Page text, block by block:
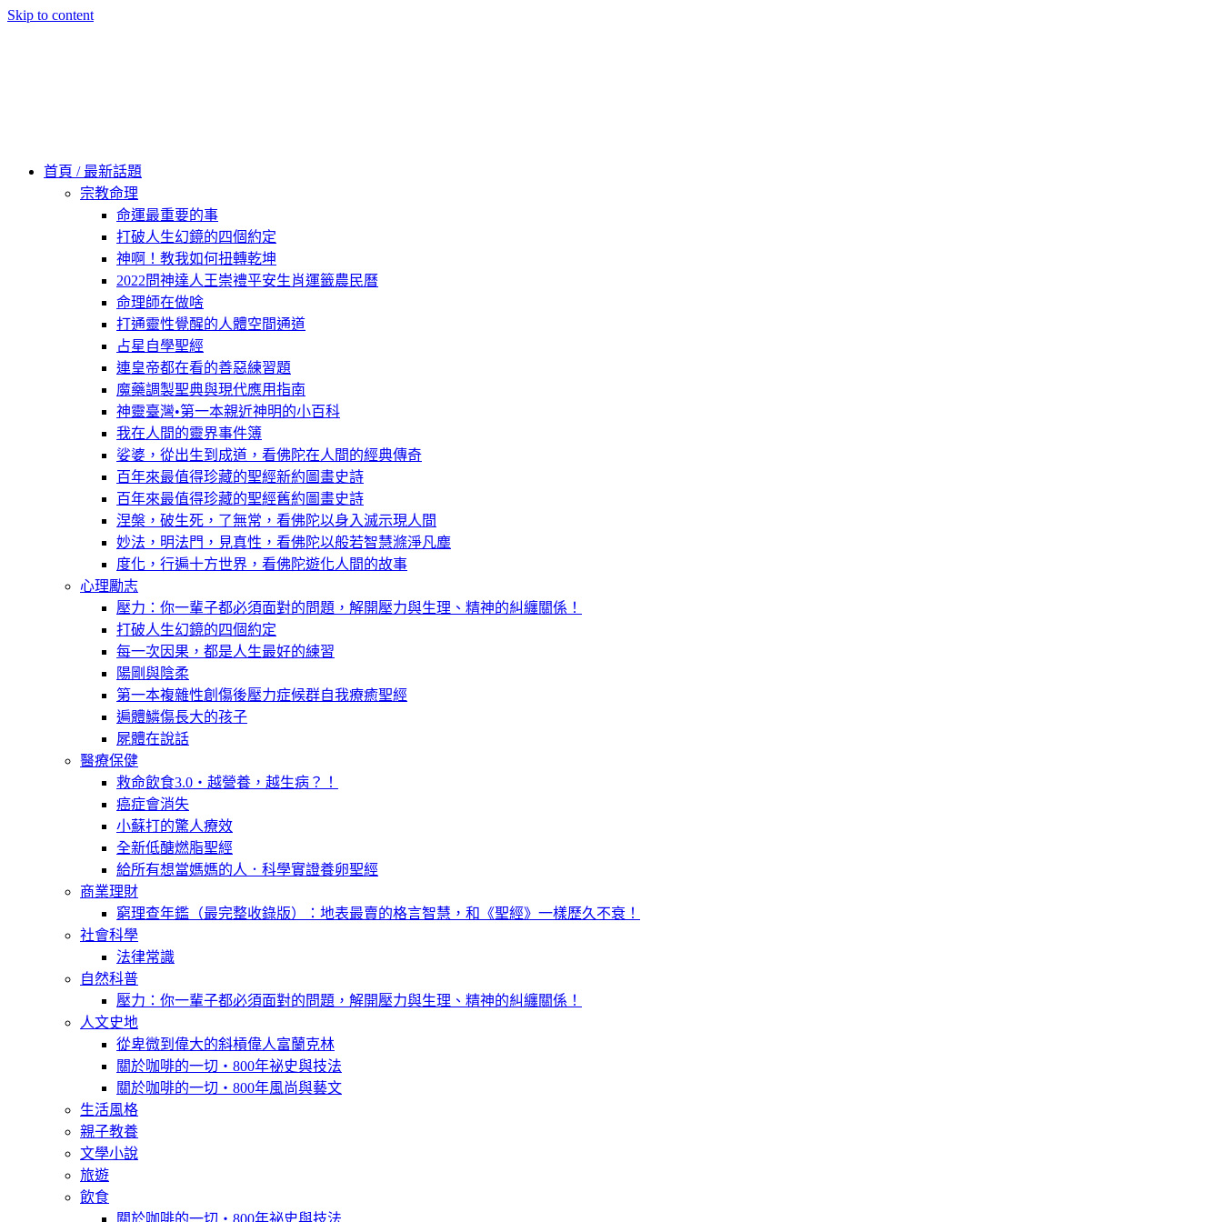
Skip to content
首頁 / 最新話題
宗教命理
命運最重要的事
打破人生幻鏡的四個約定
神啊！教我如何扭轉乾坤
2022問神達人王崇禮平安生肖運籤農民曆
命理師在做啥
打通靈性覺醒的人體空間通道
占星自學聖經
連皇帝都在看的善惡練習題
魔藥調製聖典與現代應用指南
神靈臺灣•第一本親近神明的小百科
我在人間的靈界事件簿
娑婆，從出生到成道，看佛陀在人間的經典傳奇
百年來最值得珍藏的聖經新約圖畫史詩
百年來最值得珍藏的聖經舊約圖畫史詩
涅槃，破生死，了無常，看佛陀以身入滅示現人間
妙法，明法門，見真性，看佛陀以般若智慧滌淨凡塵
度化，行遍十方世界，看佛陀遊化人間的故事
心理勵志
壓力：你一輩子都必須面對的問題，解開壓力與生理、精神的糾纏關係！
打破人生幻鏡的四個約定
每一次因果，都是人生最好的練習
陽剛與陰柔
第一本複雜性創傷後壓力症候群自我療癒聖經
遍體鱗傷長大的孩子
屍體在說話
醫療保健
救命飲食3.0‧越營養，越生病？！
癌症會消失
小蘇打的驚人療效
全新低醣燃脂聖經
給所有想當媽媽的人．科學實證養卵聖經
商業理財
窮理查年鑑（最完整收錄版）：地表最賣的格言智慧，和《聖經》一樣歷久不衰！
社會科學
法律常識
自然科普
壓力：你一輩子都必須面對的問題，解開壓力與生理、精神的糾纏關係！
人文史地
從卑微到偉大的斜槓偉人富蘭克林
關於咖啡的一切‧800年祕史與技法
關於咖啡的一切‧800年風尚與藝文
生活風格
親子教養
文學小說
旅遊
飲食
關於咖啡的一切‧800年祕史與技法